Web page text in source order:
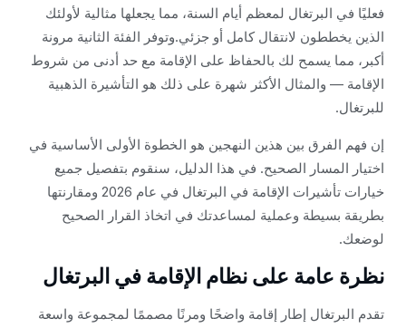
فعليًا في البرتغال لمعظم أيام السنة، مما يجعلها مثالية لأولئك
الذين يخططون لانتقال كامل أو جزئي.وتوفر الفئة الثانية مرونة
أكبر، مما يسمح لك بالحفاظ على الإقامة مع حد أدنى من شروط
الإقامة — والمثال الأكثر شهرة على ذلك هو التأشيرة الذهبية
للبرتغال.
إن فهم الفرق بين هذين النهجين هو الخطوة الأولى الأساسية في
اختيار المسار الصحيح. في هذا الدليل، سنقوم بتفصيل جميع
خيارات تأشيرات الإقامة في البرتغال في عام 2026 ومقارنتها
بطريقة بسيطة وعملية لمساعدتك في اتخاذ القرار الصحيح
لوضعك.
نظرة عامة على نظام الإقامة في البرتغال
تقدم البرتغال إطار إقامة واضحًا ومرنًا مصممًا لمجموعة واسعة